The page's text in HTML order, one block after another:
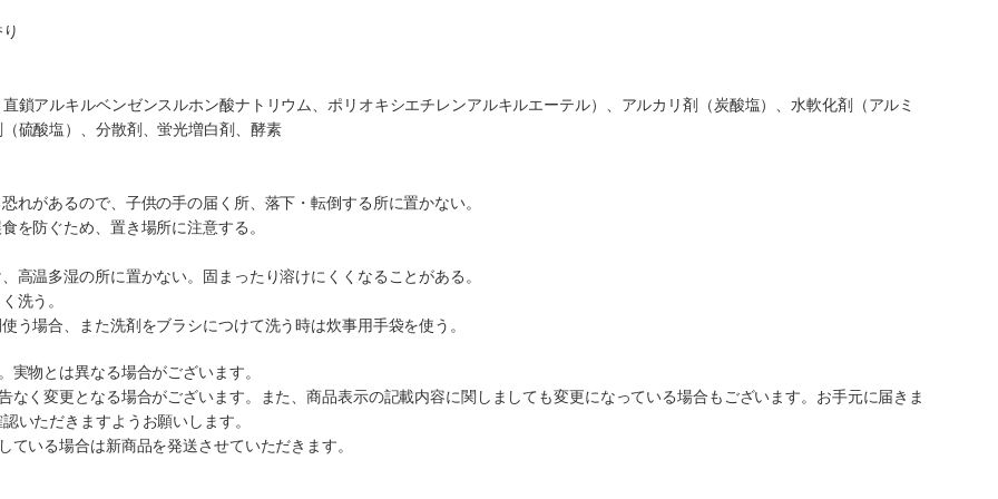
鎖アルキルベンゼンスルホン酸ナトリウム、ポリオキシエチレンアルキルエーテル）、アルカリ剤（炭酸塩）、水軟化剤（アルミ
硫酸塩）、分散剤、蛍光増白剤、酵素
れがあるので、子供の手の届く所、落下・転倒する所に置かない。
を防ぐため、置き場所に注意する。
高温多湿の所に置かない。固まったり溶けにくくなることがある。
洗う。
う場合、また洗剤をブラシにつけて洗う時は炊事用手袋を使う。
実物とは異なる場合がございます。
なく変更となる場合がございます。また、商品表示の記載内容に関しましても変更になっている場合もございます。お手元に届きま
いただきますようお願いします。
ている場合は新商品を発送させていただきます。